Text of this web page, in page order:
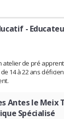
-
atelier de pré
14 à 22 ans
Antes le Meix
Spécialisé